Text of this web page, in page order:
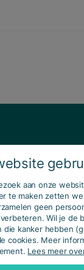
aan onze
te maken zetten
geen
Wil je de
die kanker hebben
cookies. Meer
Lees meer